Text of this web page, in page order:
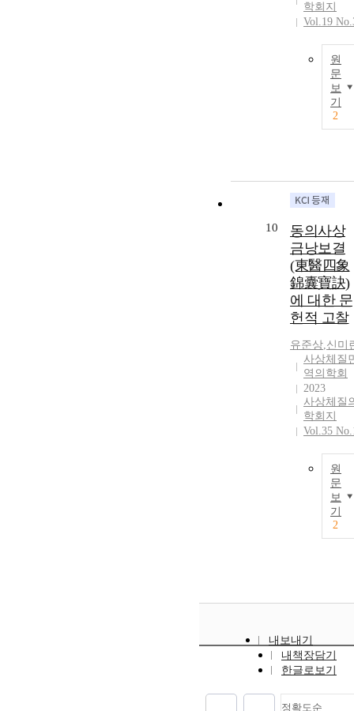
학회지
Vol.19
원
문
보
기
2
10
동의사상
금낭보결
(東醫四象
錦囊寶訣)
에 대한 문
헌적 고찰
유준상,신미
사상체질
역의학회
2023
사상체질
학회지
Vol.35
원
문
보
기
2
내보내기
내책장담기
한글로보기
정확도순